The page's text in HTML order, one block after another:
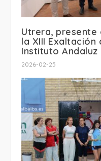
Utrera, presente
la XIII Exaltación
Instituto Andaluz
2026-02-25